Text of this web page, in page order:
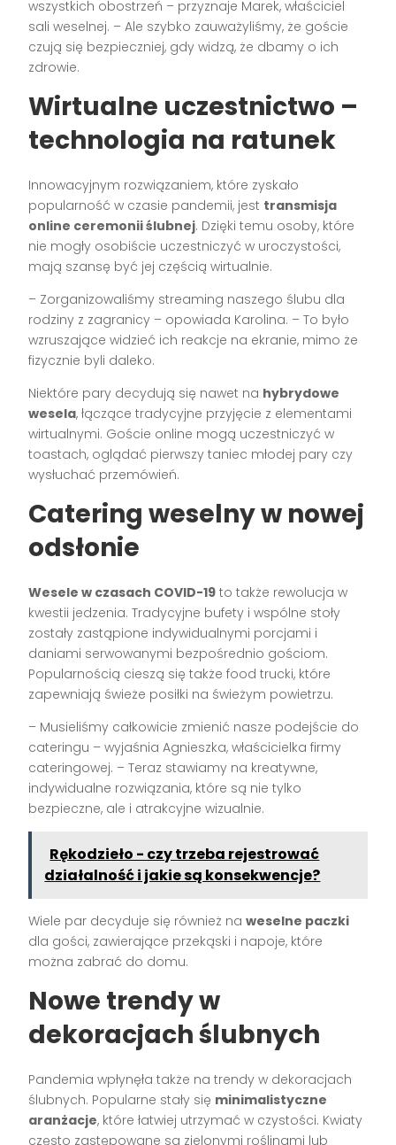
wszystkich obostrzeń – przyznaje Marek, właściciel
sali weselnej. – Ale szybko zauważyliśmy, że goście
czują się bezpieczniej, gdy widzą, że dbamy o ich
zdrowie.
Wirtualne uczestnictwo –
technologia na ratunek
Innowacyjnym rozwiązaniem, które zyskało
popularność w czasie pandemii, jest transmisja
online ceremonii ślubnej. Dzięki temu osoby, które
nie mogły osobiście uczestniczyć w uroczystości,
mają szansę być jej częścią wirtualnie.
– Zorganizowaliśmy streaming naszego ślubu dla
rodziny z zagranicy – opowiada Karolina. – To było
wzruszające widzieć ich reakcje na ekranie, mimo że
fizycznie byli daleko.
Niektóre pary decydują się nawet na hybrydowe
wesela, łączące tradycyjne przyjęcie z elementami
wirtualnymi. Goście online mogą uczestniczyć w
toastach, oglądać pierwszy taniec młodej pary czy
wysłuchać przemówień.
Catering weselny w nowej
odsłonie
Wesele w czasach COVID-19 to także rewolucja w
kwestii jedzenia. Tradycyjne bufety i wspólne stoły
zostały zastąpione indywidualnymi porcjami i
daniami serwowanymi bezpośrednio gościom.
Popularnością cieszą się także food trucki, które
zapewniają świeże posiłki na świeżym powietrzu.
– Musieliśmy całkowicie zmienić nasze podejście do
cateringu – wyjaśnia Agnieszka, właścicielka firmy
cateringowej. – Teraz stawiamy na kreatywne,
indywidualne rozwiązania, które są nie tylko
bezpieczne, ale i atrakcyjne wizualnie.
Rękodzieło - czy trzeba rejestrować
działalność i jakie są konsekwencje?
Wiele par decyduje się również naweselne paczki
dla gości, zawierające przekąski i napoje, które
można zabrać do domu.
Nowe trendy w
dekoracjach ślubnych
Pandemia wpłynęła także na trendy w dekoracjach
ślubnych. Popularne stały się minimalistyczne
aranżacje, które łatwiej utrzymać w czystości. Kwiaty
często zastępowane są zielonymi roślinami lub